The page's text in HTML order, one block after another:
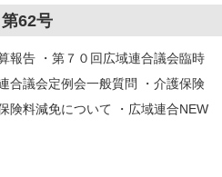
62号
報告 ・第７０回広域連合議会臨時
合議会定例会一般質問 ・介護保険
険料減免について ・広域連合NEW